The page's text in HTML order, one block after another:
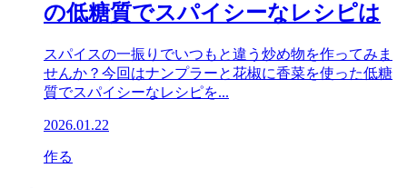
の低糖質でスパイシーなレシピは
スパイスの一振りでいつもと違う炒め物を作ってみま
せんか？今回はナンプラーと花椒に香菜を使った低糖
質でスパイシーなレシピを...
2026.01.22
作る